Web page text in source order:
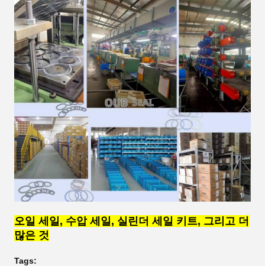
오일 세일, 수압 세일, 실린더 세일 키트, 그리고 더
많은 것
Tags: